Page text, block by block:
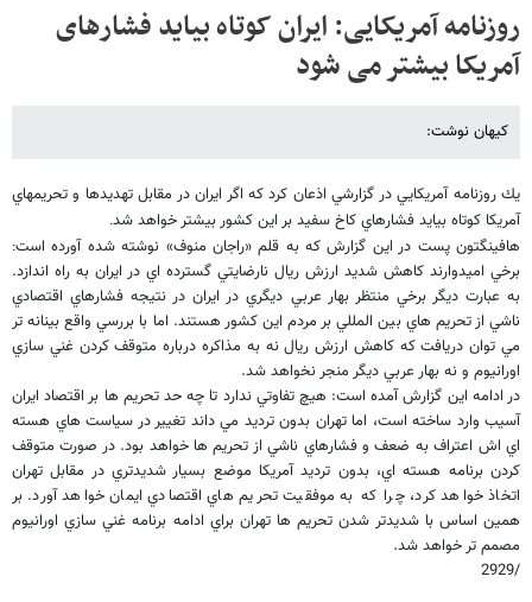
روزنامه آمریکایی: ایران کوتاه بیاید فشارهای
آمریکا بیشتر می شود
کیهان نوشت:
يك روزنامه آمريكايي در گزارشي اذعان كرد كه اگر ايران در مقابل تهديدها و تحريم​هاي
آمريكا كوتاه بيايد فشارهاي كاخ سفيد بر اين كشور بيشتر خواهد شد
هافينگتون پست در اين گزارش كه به قلم «راجان منوف» نوشته شده آورده است:
برخي اميدوارند كاهش شديد ارزش ريال نارضايتي گسترده اي در ايران به راه اندازد.
به عبارت ديگر برخي منتظر بهار عربي ديگري در ايران در نتيجه فشارهاي اقتصادي
ناشي از تحريم هاي بين المللي بر مردم اين كشور هستند. اما با بررسي واقع بينانه تر
مي توان دريافت كه كاهش ارزش ريال نه به مذاكره درباره متوقف كردن غني سازي
اورانيوم و نه بهار عربي ديگر منجر نخواهد شد.
در ادامه اين گزارش آمده است: هيچ تفاوتي ندارد تا چه حد تحريم ها بر اقتصاد ايران
آسيب وارد ساخته است، اما تهران بدون ترديد مي داند تغيير در سياست هاي هسته
اي اش اعتراف به ضعف و فشارهاي ناشي از تحريم ها خواهد بود. در صورت متوقف
كردن برنامه هسته اي، بدون ترديد آمريكا موضع بسيار شديدتري در مقابل تهران
اتخاذ خواهد كرد، چرا كه به موفقيت تحريم هاي اقتصادي ايمان خواهد آورد. بر
همين اساس با شديدتر شدن تحريم ها تهران براي ادامه برنامه غني سازي اورانيوم
مصمم تر خواهد شد.
/2929